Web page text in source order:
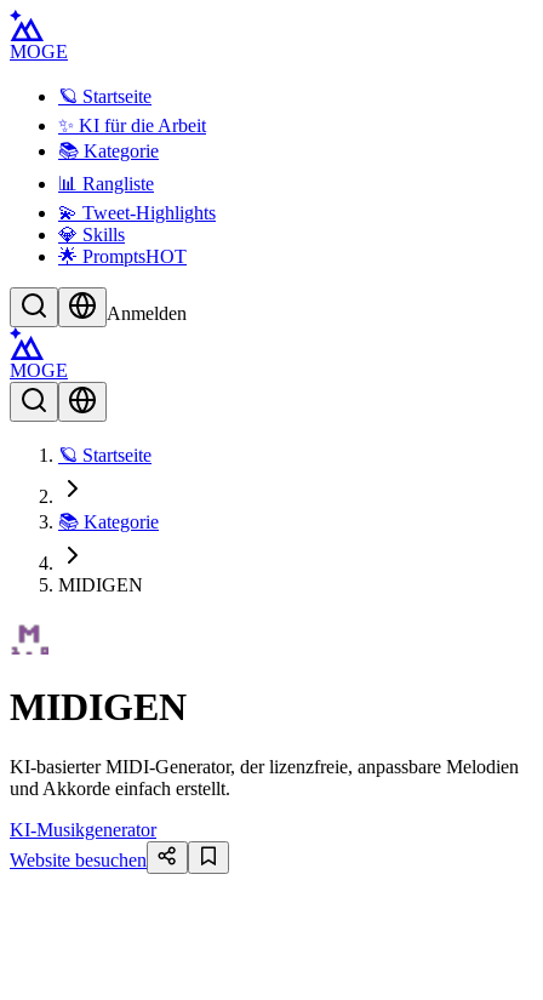
MOGE
🪐 Startseite
✨ KI für die Arbeit
📚 Kategorie
📊 Rangliste
💫 Tweet-Highlights
💎 Skills
🌟 PromptsHOT
Anmelden
MOGE
🪐 Startseite
📚 Kategorie
MIDIGEN
MIDIGEN
KI-basierter MIDI-Generator, der lizenzfreie, anpassbare Melodien
und Akkorde einfach erstellt.
KI-Musikgenerator
Website besuchen